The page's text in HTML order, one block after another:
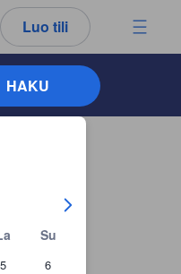
Luo tili
uloskirjautumispäivien
Su
5 6
HAKU
aitoja.